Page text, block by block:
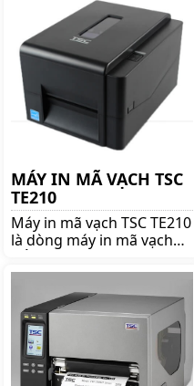
MÁY IN MÃ VẠCH TSC
TE210
Máy in mã vạch TSC TE210
là dòng máy in mã vạch
TSC. Mua TSC TE210 lên
ngay shoppos.vn để nhận
được nhiều ưu đãi và giá
tốt!!